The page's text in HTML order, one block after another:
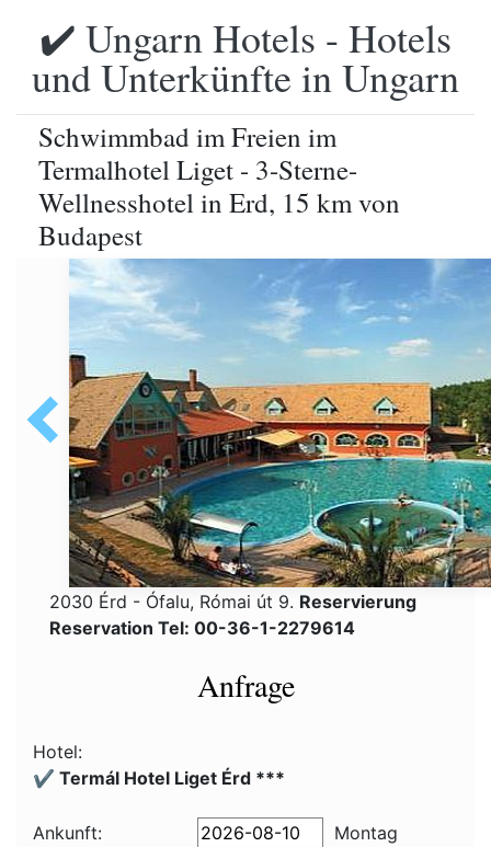
✔️ Ungarn Hotels - Hotels
und Unterkünfte in Ungarn
Schwimmbad im Freien im
Termalhotel Liget - 3-Sterne-
Wellnesshotel in Erd, 15 km von
Budapest
2030 Érd - Ófalu, Római út 9. Reservierung
Reservation Tel: 00-36-1-2279614
Anfrage
Hotel:
✔️ Termál Hotel Liget Érd ***
Ankunft: Montag